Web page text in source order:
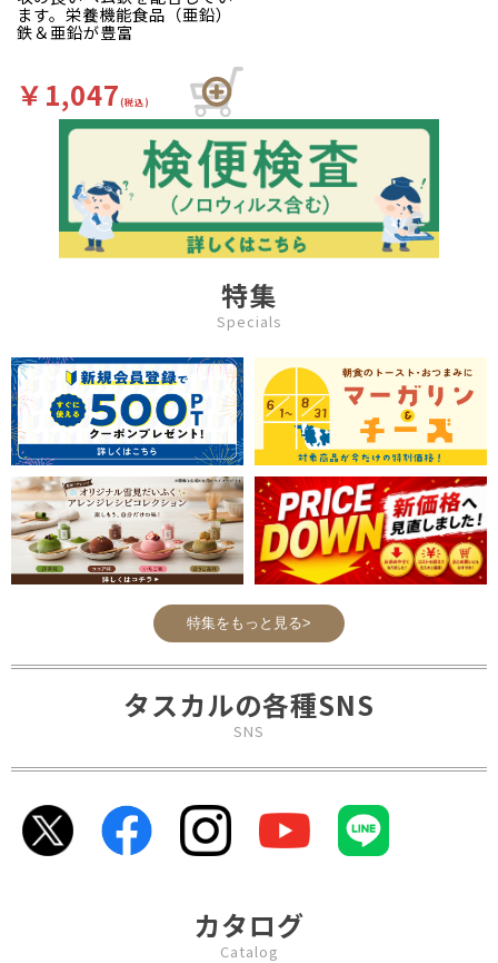
ます。栄養機能食品（亜鉛）
鉄＆亜鉛が豊富
￥1,047(税込)
特集
Specials
特集をもっと見る>
タスカルの各種SNS
SNS
カタログ
Catalog